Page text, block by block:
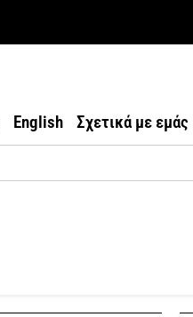
English Σχετικά με εμάς